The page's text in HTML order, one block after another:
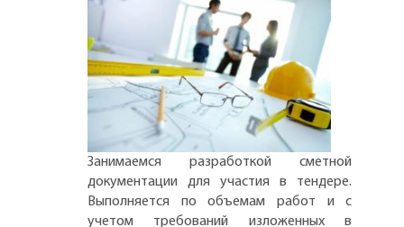
Занимаемся разработкой сметной
документации для участия в тендере.
Выполняется по объемам работ и с
учетом требований изложенных в